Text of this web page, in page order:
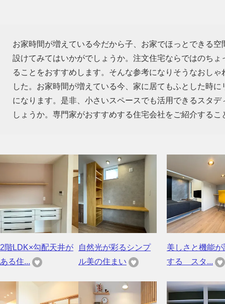
お家時間が増えている今だから子、お家でほっとできる
設けてみてはいかがでしょうか。注文住宅ならではのち
ることをおすすめします。そんな参考になりそうなおし
した。お家時間が増えている今、家に居てもふとした時
になります。是非、小さいスペースでも活用できるスタ
しょうか。専門家がおすすめする住宅会社をご紹介するこ
2階LDK×勾配天井が
ある住...
自然光が彩るシンプ
ル美の住まい
美しさと機能が
する スタ...